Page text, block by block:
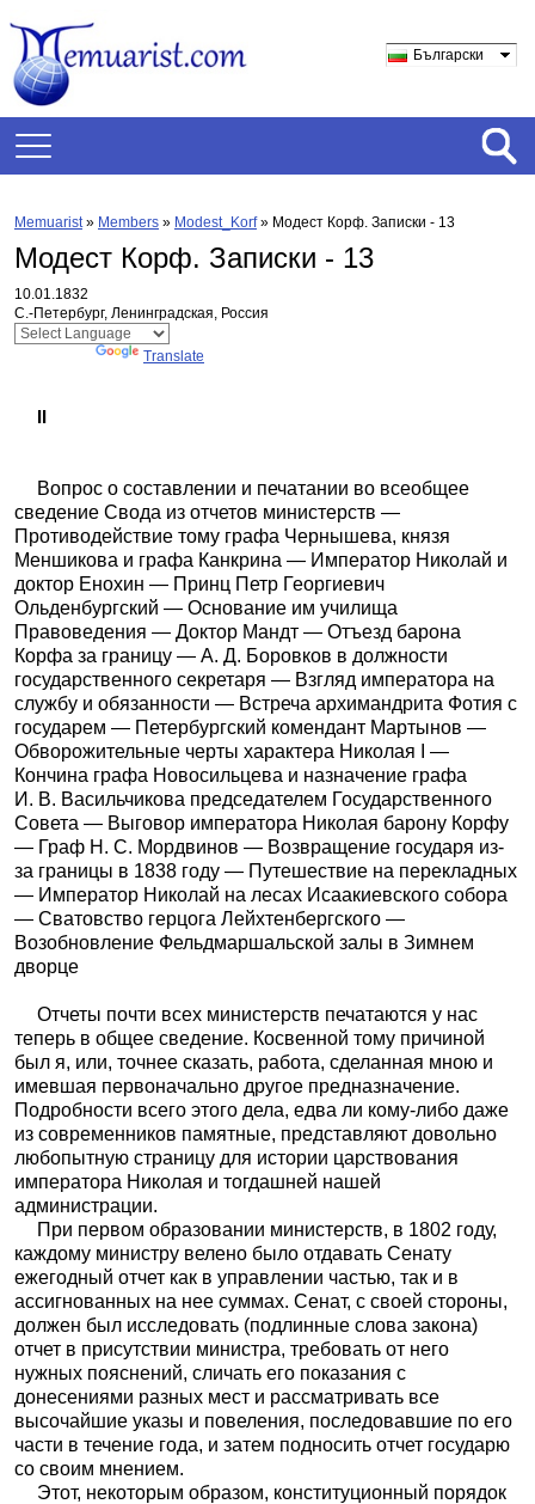
Български
Memuarist» Members » Modest_Korf» Модест Корф. Записки - 13
Модест Корф. Записки - 13
10.01.1832
С.-Петербург, Ленинградская, Россия
Translate
Вопрос о составлении и печатании во всеобщее
сведение Свода из отчетов министерств —
Противодействие тому графа Чернышева, князя
Меншикова и графа Канкрина — Император Николай и
доктор Енохин — Принц Петр Георгиевич
Ольденбургский — Основание им училища
Правоведения — Доктор Мандт — Отъезд барона
Корфа за границу — А. Д. Боровков в должности
государственного секретаря — Взгляд императора на
службу и обязанности — Встреча архимандрита Фотия с
государем — Петербургский комендант Мартынов —
Обворожительные черты характера Николая I —
Кончина графа Новосильцева и назначение графа
И. В. Васильчикова председателем Государственного
Совета — Выговор императора Николая барону Корфу
— Граф Н. С. Мордвинов — Возвращение государя из-
за границы в 1838 году — Путешествие на перекладных
— Император Николай на лесах Исаакиевского собора
— Сватовство герцога Лейхтенбергского —
Возобновление Фельдмаршальской залы в Зимнем
дворце
Отчеты почти всех министерств печатаются у нас
теперь в общее сведение. Косвенной тому причиной
был я, или, точнее сказать, работа, сделанная мною и
имевшая первоначально другое предназначение.
Подробности всего этого дела, едва ли кому-либо даже
из современников памятные, представляют довольно
любопытную страницу для истории царствования
императора Николая и тогдашней нашей
администрации.
При первом образовании министерств, в 1802 году,
каждому министру велено было отдавать Сенату
ежегодный отчет как в управлении частью, так и в
ассигнованных на нее суммах. Сенат, с своей стороны,
должен был исследовать (подлинные слова закона)
отчет в присутствии министра, требовать от него
нужных пояснений, сличать его показания с
донесениями разных мест и рассматривать все
высочайшие указы и повеления, последовавшие по его
части в течение года, и затем подносить отчет государю
со своим мнением.
Этот, некоторым образом, конституционный порядок